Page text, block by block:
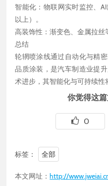
智能化：物联网实时监控、
以上）。
高装饰性：渐变色、金属拉丝
总结
轮辋喷涂线通过自动化与精
品质涂装，是汽车制造业提
术进步，其智能化与可持续性
你觉得这
0
标签： 全部
本文网址：http://